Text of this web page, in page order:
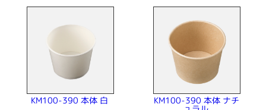
KM100-390 本体 白 KM100-390 本体 ナチ